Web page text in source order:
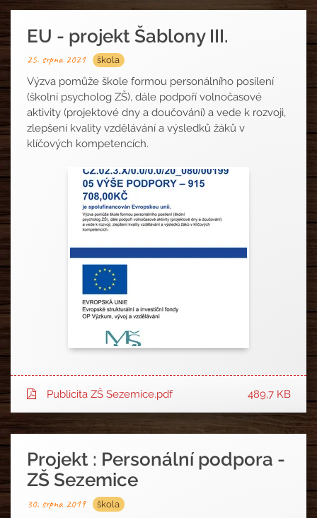
EU - projekt Šablony III.
25. srpna 2021 škola
Výzva pomůže škole formou personálního posílení
(školní psycholog ZŠ), dále podpoří volnočasové
aktivity (projektové dny a doučování) a vede k rozvoji,
zlepšení kvality vzdělávání a výsledků žáků v
klíčových kompetencích.
Publicita ZŠ Sezemice.pdf 489,7 KB
Projekt : Personální podpora -
ZŠ Sezemice
30. srpna 2019 škola